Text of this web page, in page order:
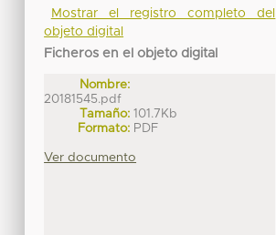
Mostrar el registro completo del
objeto digital
Ficheros en el objeto digital
Nombre:
20181545.pdf
Tamaño: 101.7Kb
Formato: PDF
Ver documento